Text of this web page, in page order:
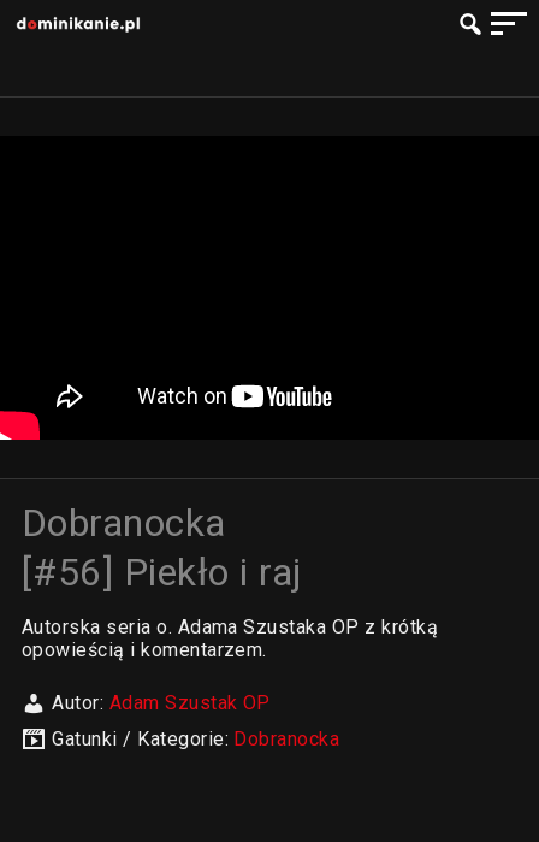
Dobranocka
[#56] Piekło i raj
Autorska seria o. Adama Szustaka OP z krótką
opowieścią i komentarzem.
Autor: Adam Szustak OP
Gatunki / Kategorie: Dobranocka